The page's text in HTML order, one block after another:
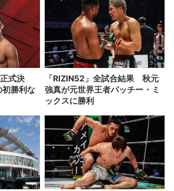
式決
勝利な
「RIZIN52」全試合結果 秋元
強真が元世界王者パッチー・ミ
ックスに勝利